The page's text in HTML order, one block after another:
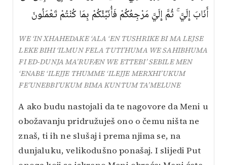
أَنَابَ إِلَيَّ ۚ ثُمَّ إِلَيَّ مَرْجِعُكُمْ فَأُنَبِّئُكُمْ بِمَا كُنْتُمْ تَعْمَلُونَ
WE ‘IN XHAHEDAKE ‘ALA ‘EN TUSHRIKE BI MA LEJSE
LEKE BIHI ‘ILMUN FELA TUTI’HUMA WE SAHIBHUMA
FI ED-DUNJA MA’RUFÆN WE ETTEBI’ SEBILE MEN
‘ENABE ‘ILEJJE THUMME ‘ILEJJE MERXHI’UKUM
FE’UNEBBI’UKUM BIMA KUNTUM TA’MELUNE
A ako budu nastojali da te nagovore da Meni u
obožavanju pridružuješ ono o čemu ništa ne
znaš, ti ih ne slušaj i prema njima se, na
dunjaluku, velikodušno ponašaj. I slijedi Put